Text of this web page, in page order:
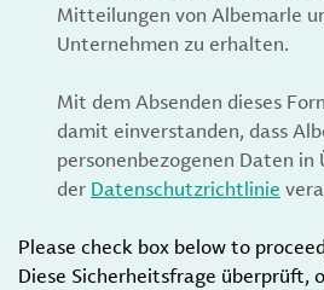
Mitteilungen von Albemarle
Unternehmen zu erhalten.
Mit dem Absenden dieses
damit einverstanden, dass
personenbezogenen Daten
der Datenschutzrichtlinie
Please check box below to
Diese Sicherheitsfrage überprüft,